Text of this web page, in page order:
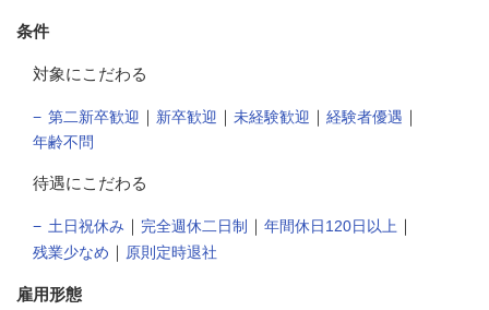
条件
対象にこだわる
第二新卒歓迎 ｜ 新卒歓迎 ｜ 未経験歓迎 ｜ 経験者優遇 ｜
年齢不問
待遇にこだわる
土日祝休み ｜ 完全週休二日制 ｜ 年間休日120日以上 ｜
残業少なめ ｜ 原則定時退社
雇用形態